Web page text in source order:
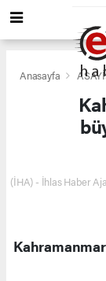
Anasayfa
(İHA) - İhlas Haber